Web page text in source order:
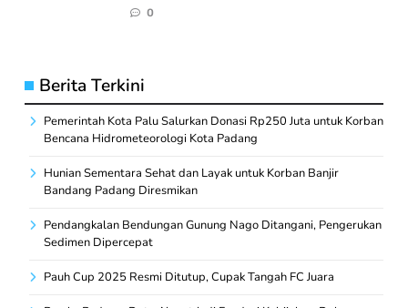
0
Berita Terkini
Pemerintah Kota Palu Salurkan Donasi Rp250 Juta untuk Korban
Bencana Hidrometeorologi Kota Padang
Hunian Sementara Sehat dan Layak untuk Korban Banjir
Bandang Padang Diresmikan
Pendangkalan Bendungan Gunung Nago Ditangani, Pengerukan
Sedimen Dipercepat
Pauh Cup 2025 Resmi Ditutup, Cupak Tangah FC Juara